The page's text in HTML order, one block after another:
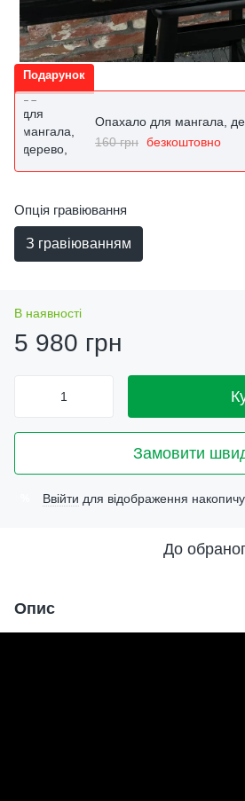
Подарунок
Опахало для мангала,
160 грн безкоштовно
Опція гравіювання
З гравіюванням
В наявності
5 980 грн
Замовити
Ввійти для відображення
До
Опис